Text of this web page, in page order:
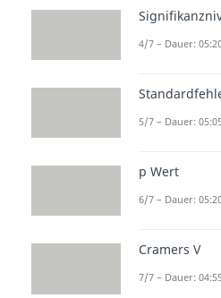
werden kann.
Hat das
Regression
dann spricht
Kriterium
Kategorien,
Regression.
wir uns
4/7 – Dauer:
5/7 – Dauer:
p Wert
6/7 – Dauer:
Cramers V
7/7 – Dauer: